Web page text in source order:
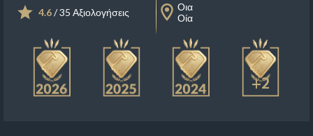
4.6/ 35 Αξιολογήσεις
Οια
Οία
+2